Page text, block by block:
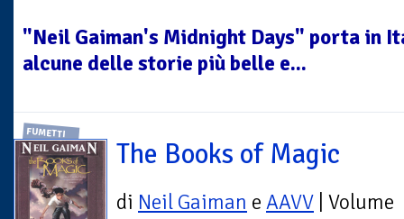
"Neil Gaiman's Midnight Days" porta in
alcune delle storie più belle e...
FUMETTI
The Books of Magic
di Neil Gaiman e AAVV | Volume